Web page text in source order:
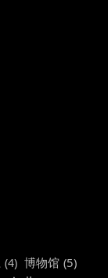
(4) 博物馆 (5)